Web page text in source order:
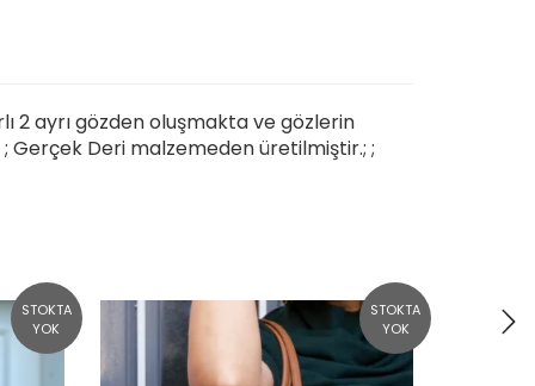
2 ayrı gözden oluşmakta ve gözlerin
; Gerçek Deri malzemeden üretilmiştir.; ;
STOKTA
YOK
STOKTA
YOK